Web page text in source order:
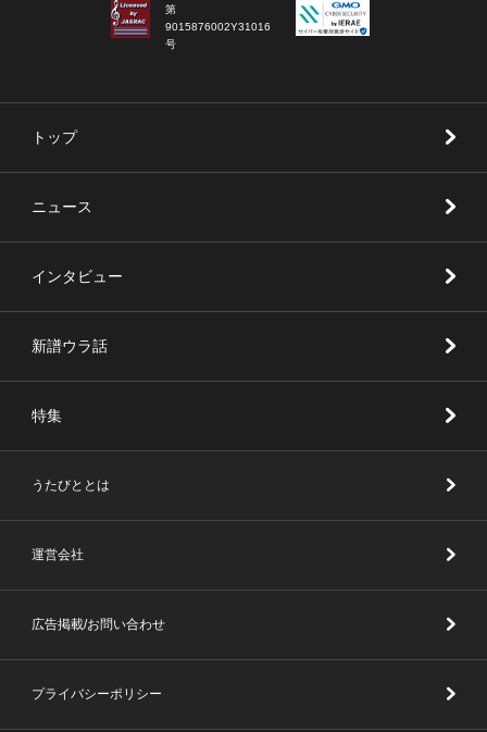
第
9015876002Y31016
号
トップ
ニュース
インタビュー
新譜ウラ話
特集
うたびととは
運営会社
広告掲載/お問い合わせ
プライバシーポリシー